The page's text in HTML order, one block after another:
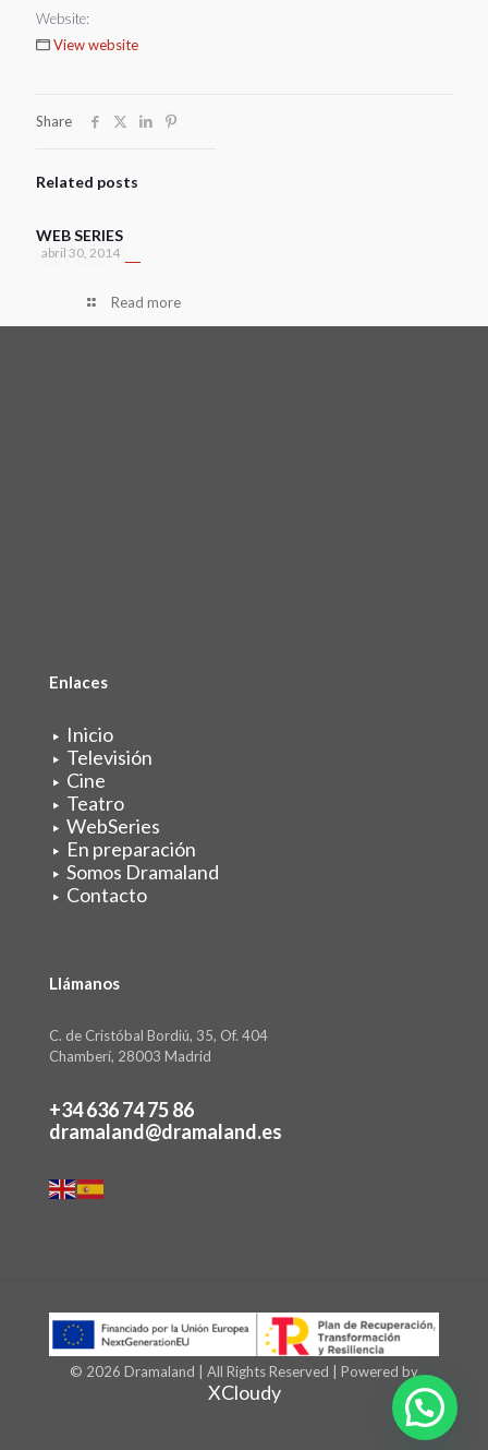
Website:
View website
Share
Related posts
abril 30, 2014
WEB SERIES
Read more
Enlaces
Inicio
Televisión
Cine
Teatro
WebSeries
En preparación
Somos Dramaland
Contacto
Llámanos
C. de Cristóbal Bordiú, 35, Of. 404
Chamberí, 28003 Madrid
+34 636 74 75 86
dramaland@dramaland.es
© 2026 Dramaland | All Rights Reserved | Powered by
XCloudy